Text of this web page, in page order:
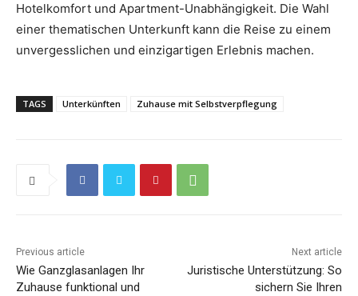
Hotelkomfort und Apartment-Unabhängigkeit. Die Wahl
einer thematischen Unterkunft kann die Reise zu einem
unvergesslichen und einzigartigen Erlebnis machen.
TAGS Unterkünften Zuhause mit Selbstverpflegung
Previous article
Wie Ganzglasanlagen Ihr
Zuhause funktional und
Next article
Juristische Unterstützung: So
sichern Sie Ihren